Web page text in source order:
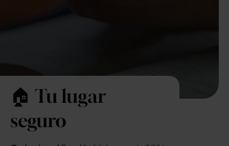
🏠 Tu lugar
seguro